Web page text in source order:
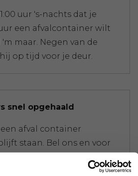
uur 's-nachts dat je
een afvalcontainer wilt
maar. Negen van de
op tijd voor je deur.
snel opgehaald
afval container
staan. Bel ons en voor
bij onze concurrenten.